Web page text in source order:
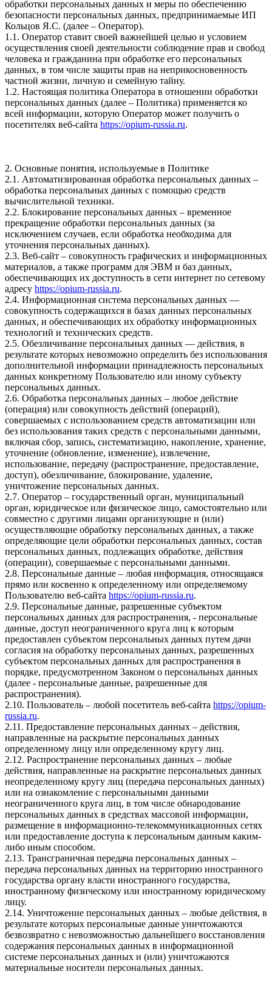
обработки персональных данных и меры по обеспечению
безопасности персональных данных, предпринимаемые ИП
Кольцов Я.С. (далее – Оператор).
1.1. Оператор ставит своей важнейшей целью и условием
осуществления своей деятельности соблюдение прав и свобод
человека и гражданина при обработке его персональных
данных, в том числе защиты прав на неприкосновенность
частной жизни, личную и семейную тайну.
1.2. Настоящая политика Оператора в отношении обработки
персональных данных (далее – Политика) применяется ко
всей информации, которую Оператор может получить о
посетителях веб-сайта https://opium-russia.ru.
2. Основные понятия, используемые в Политике
2.1. Автоматизированная обработка персональных данных –
обработка персональных данных с помощью средств
вычислительной техники.
2.2. Блокирование персональных данных – временное
прекращение обработки персональных данных (за
исключением случаев, если обработка необходима для
уточнения персональных данных).
2.3. Веб-сайт – совокупность графических и информационных
материалов, а также программ для ЭВМ и баз данных,
обеспечивающих их доступность в сети интернет по сетевому
адресу https://opium-russia.ru.
2.4. Информационная система персональных данных —
совокупность содержащихся в базах данных персональных
данных, и обеспечивающих их обработку информационных
технологий и технических средств.
2.5. Обезличивание персональных данных — действия, в
результате которых невозможно определить без использования
дополнительной информации принадлежность персональных
данных конкретному Пользователю или иному субъекту
персональных данных.
2.6. Обработка персональных данных – любое действие
(операция) или совокупность действий (операций),
совершаемых с использованием средств автоматизации или
без использования таких средств с персональными данными,
включая сбор, запись, систематизацию, накопление, хранение,
уточнение (обновление, изменение), извлечение,
использование, передачу (распространение, предоставление,
доступ), обезличивание, блокирование, удаление,
уничтожение персональных данных.
2.7. Оператор – государственный орган, муниципальный
орган, юридическое или физическое лицо, самостоятельно или
совместно с другими лицами организующие и (или)
осуществляющие обработку персональных данных, а также
определяющие цели обработки персональных данных, состав
персональных данных, подлежащих обработке, действия
(операции), совершаемые с персональными данными.
2.8. Персональные данные – любая информация, относящаяся
прямо или косвенно к определенному или определяемому
Пользователю веб-сайта https://opium-russia.ru.
2.9. Персональные данные, разрешенные субъектом
персональных данных для распространения, - персональные
данные, доступ неограниченного круга лиц к которым
предоставлен субъектом персональных данных путем дачи
согласия на обработку персональных данных, разрешенных
субъектом персональных данных для распространения в
порядке, предусмотренном Законом о персональных данных
(далее - персональные данные, разрешенные для
распространения).
2.10. Пользователь – любой посетитель веб-сайта https://opium-
russia.ru.
2.11. Предоставление персональных данных – действия,
направленные на раскрытие персональных данных
определенному лицу или определенному кругу лиц.
2.12. Распространение персональных данных – любые
действия, направленные на раскрытие персональных данных
неопределенному кругу лиц (передача персональных данных)
или на ознакомление с персональными данными
неограниченного круга лиц, в том числе обнародование
персональных данных в средствах массовой информации,
размещение в информационно-телекоммуникационных сетях
или предоставление доступа к персональным данным каким-
либо иным способом.
2.13. Трансграничная передача персональных данных –
передача персональных данных на территорию иностранного
государства органу власти иностранного государства,
иностранному физическому или иностранному юридическому
лицу.
2.14. Уничтожение персональных данных – любые действия, в
результате которых персональные данные уничтожаются
безвозвратно с невозможностью дальнейшего восстановления
содержания персональных данных в информационной
системе персональных данных и (или) уничтожаются
материальные носители персональных данных.